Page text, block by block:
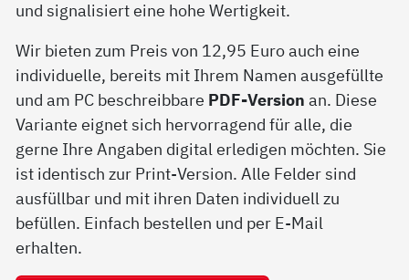
und signalisiert eine hohe Wertigkeit.
Wir bieten zum Preis von 12,95 Euro auch eine
individuelle, bereits mit Ihrem Namen ausgefüllte
und am PC beschreibbare PDF-Version an. Diese
Variante eignet sich hervorragend für alle, die
gerne Ihre Angaben digital erledigen möchten. Sie
ist identisch zur Print-Version. Alle Felder sind
ausfüllbar und mit ihren Daten individuell zu
befüllen. Einfach bestellen und per E-Mail
erhalten.